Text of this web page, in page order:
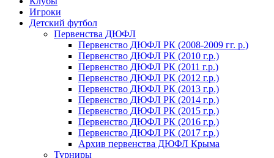
Игроки
Детский футбол
Первенства ДЮФЛ
Первенство ДЮФЛ РК (2008-2009 гг. р.)
Первенство ДЮФЛ РК (2010 г.р.)
Первенство ДЮФЛ РК (2011 г.р.)
Первенство ДЮФЛ РК (2012 г.р.)
Первенство ДЮФЛ РК (2013 г.р.)
Первенство ДЮФЛ РК (2014 г.р.)
Первенство ДЮФЛ РК (2015 г.р.)
Первенство ДЮФЛ РК (2016 г.р.)
Первенство ДЮФЛ РК (2017 г.р.)
Архив первенства ДЮФЛ Крыма
Турниры